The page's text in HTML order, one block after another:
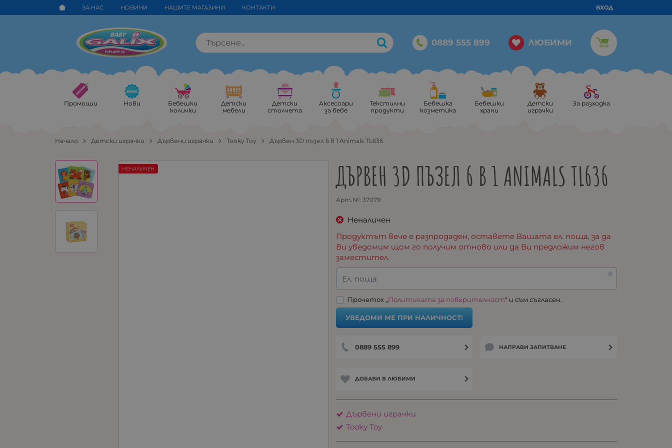
ЗА НАС НОВИНИ НАШИТЕ МАГАЗИНИ КОНТАКТИ ВХОД
0889 555 899 ЛЮБИМИ
Промоции Нови
Бебешки
колички
Детски
мебели
Детски
столчета
Аксесоари
за бебе
Текстилни
продукти
Бебешка
козметика
Бебешки
храни
Детски
играчки
За разходка
Начало Детски играчки Дървени играчки Tooky Toy Дървен 3D пъзел 6 в 1 Animals TL636
ДЪРВЕН 3D ПЪЗЕЛ 6 В 1 ANIMALS TL636
Арт.№: 37079
НЕНАЛИЧЕН
Неналичен
Продуктът вече е разпродаден, оставете Вашата ел. поща, за да
Ви уведомим щом го получим отново или да Ви предложим негов
заместител.
Ел. поща
Прочетох „Политиката за поверителност“ и съм съгласен.
УВЕДОМИ МЕ ПРИ НАЛИЧНОСТ!
0889 555 899 НАПРАВИ ЗАПИТВАНЕ
ДОБАВИ В ЛЮБИМИ
Дървени играчки
Tooky Toy